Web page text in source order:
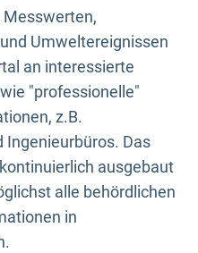
Umweltereignissen
an interessierte
"professionelle"
z.B.
Das
ausgebaut
alle behördlichen
in